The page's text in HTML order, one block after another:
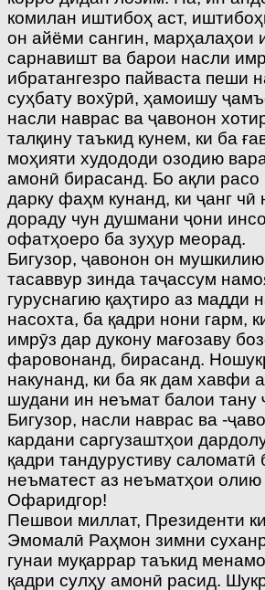
комилан иштибоҳ аст,
он айёми сангин, марҳалаҳои
сарнавишт ва барои насли
ибратангезро пайваста пеши
суҳбату вохӯрӣ, ҳамоишу
насли наврас ва ҷавонон
талқину таъкид кунем, ки ба
моҳияти худододи озодию
амонӣ бирасанд. Бо ақли расо
дарку фаҳм кунанд, ки ҷанг чӣ
дораду чун душмани ҷони
офатҳоеро ба зуҳур меорад.
Бигузор, ҷавонон он
тасаввур зинда таҷассум
гуруснагию қаҳтиро аз мадди
насохта, ба қадри нони гарм,
имрӯз дар дукону мағозаву
фаровонанд, бирасанд.
накунанд, ки ба як дам хавфи
шудани ин неъмат балои тану
Бигузор, насли наврас ва -
кардани саргузаштҳои
қадри тандурустиву саломатӣ
неъматест аз неъматҳои
Офаридгор!
Пешвои миллат, Президенти
Эмомалӣ Раҳмон зимни
гунаи муқаррар таъкид
қадри сулҳу амонӣ расид.